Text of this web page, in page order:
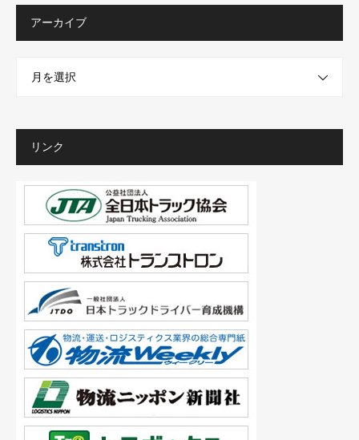
アーカイブ
月を選択
リンク